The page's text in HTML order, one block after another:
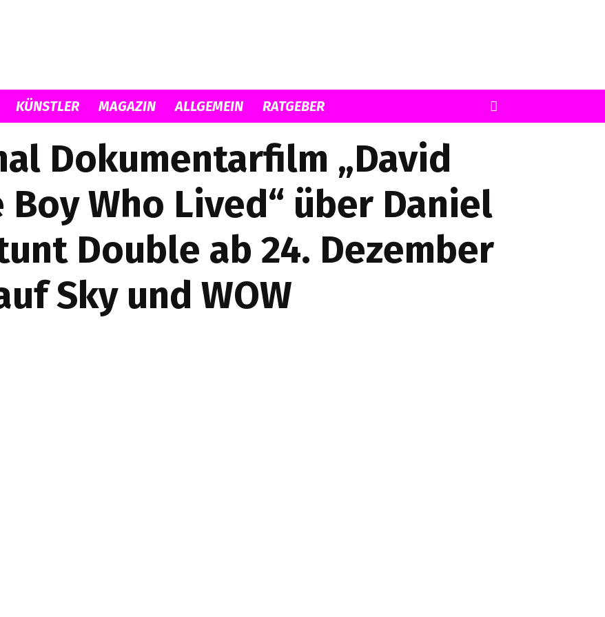
Musicload
KÜNSTLER MAGAZIN ALLGEMEIN RATGEBER
Dokumentarfilm „David
Boy Who Lived“ über Daniel
Double ab 24. Dezember
Sky und WOW